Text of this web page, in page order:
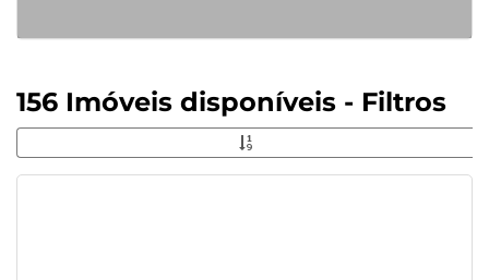
156 Imóveis disponíveis - Filtros